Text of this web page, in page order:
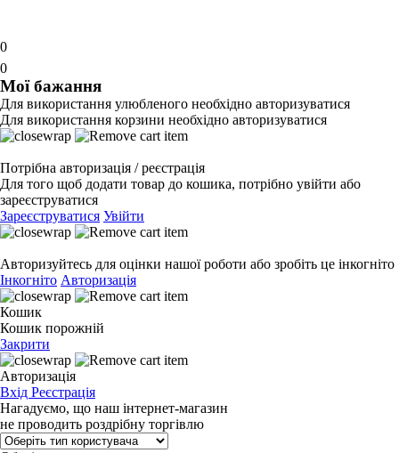
0
0
Мої бажання
Для використання улюбленого необхідно авторизуватися
Для використання корзини необхідно авторизуватися
Потрібна авторизація / реєстрація
Для того щоб додати товар до кошика, потрібно увійти або
зареєструватися
Зареєструватися Увійти
Авторизуйтесь для оцінки нашої роботи або зробіть це інкогніто
Інкогніто Авторизація
Кошик
Кошик порожній
Закрити
Авторизація
Вхід Реєстрація
Нагадуємо, що наш інтернет-магазин
не проводить роздрібну торгівлю